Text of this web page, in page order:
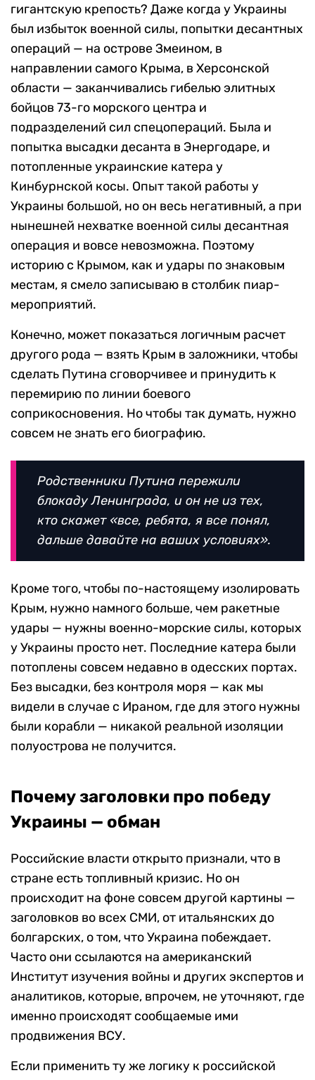
гигантскую крепость? Даже когда у Украины
был избыток военной силы, попытки десантных
операций — на острове Змеином, в
направлении самого Крыма, в Херсонской
области — заканчивались гибелью элитных
бойцов 73-го морского центра и
подразделений сил спецопераций. Была и
попытка высадки десанта в Энергодаре, и
потопленные украинские катера у
Кинбурнской косы. Опыт такой работы у
Украины большой, но он весь негативный, а при
нынешней нехватке военной силы десантная
операция и вовсе невозможна. Поэтому
историю с Крымом, как и удары по знаковым
местам, я смело записываю в столбик пиар-
мероприятий.
Конечно, может показаться логичным расчет
другого рода — взять Крым в заложники, чтобы
сделать Путина сговорчивее и принудить к
перемирию по линии боевого
соприкосновения. Но чтобы так думать, нужно
совсем не знать его биографию.
Родственники Путина пережили
блокаду Ленинграда, и он не из тех,
кто скажет «все, ребята, я все понял,
дальше давайте на ваших условиях».
Кроме того, чтобы по-настоящему изолировать
Крым, нужно намного больше, чем ракетные
удары — нужны военно-морские силы, которых
у Украины просто нет. Последние катера были
потоплены совсем недавно в одесских портах.
Без высадки, без контроля моря — как мы
видели в случае с Ираном, где для этого нужны
были корабли — никакой реальной изоляции
полуострова не получится.
Почему заголовки про победу
Украины — обман
Российские власти открыто признали, что в
стране есть топливный кризис. Но он
происходит на фоне совсем другой картины —
заголовков во всех СМИ, от итальянских до
болгарских, о том, что Украина побеждает.
Часто они ссылаются на американский
Институт изучения войны и других экспертов и
аналитиков, которые, впрочем, не уточняют, где
именно происходят сообщаемые ими
продвижения ВСУ.
Если применить ту же логику к российской